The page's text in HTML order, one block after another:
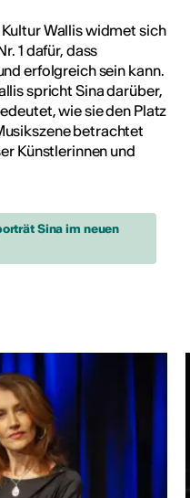
Wallis widmet sich
1 dafür, dass
erfolgreich sein kann.
spricht Sina darüber,
wie sie den Platz
betrachtet
Künstlerinnen und
Sina im neuen